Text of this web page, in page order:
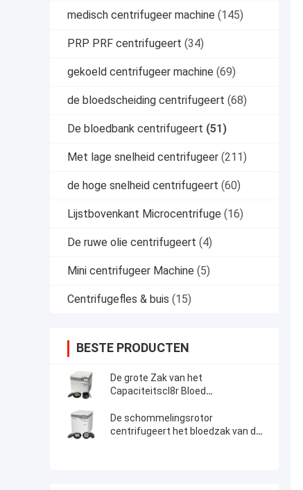
medisch centrifugeer machine (145)
PRP PRF centrifugeert (34)
gekoeld centrifugeer machine (69)
de bloedscheiding centrifugeert (68)
De bloedbank centrifugeert (51)
Met lage snelheid centrifugeer (211)
de hoge snelheid centrifugeert (60)
Lijstbovenkant Microcentrifuge (16)
De ruwe olie centrifugeert (4)
Mini centrifugeer Machine (5)
Centrifugefles & buis (15)
BESTE PRODUCTEN
De grote Zak van het
Capaciteitscl8r Bloed
Schommelingsrotoren
De schommelingsrotor
centrifugeert het bloedzak van de